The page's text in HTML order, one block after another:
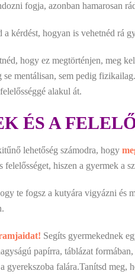
fogja, azonban hamarosan
a kérdést, hogyan is vehetnéd rá
hogy ez megtörténjen, meg
se mentálisan, sem pedig
alakul át.
ÉS A
lehetőség számodra, hogy
felelősséget, hiszen a gyermek a
te fogsz a kutyára vigyázni és
Segíts gyermekednek
papírra, táblázat
gyerekszoba falára.Tanítsd